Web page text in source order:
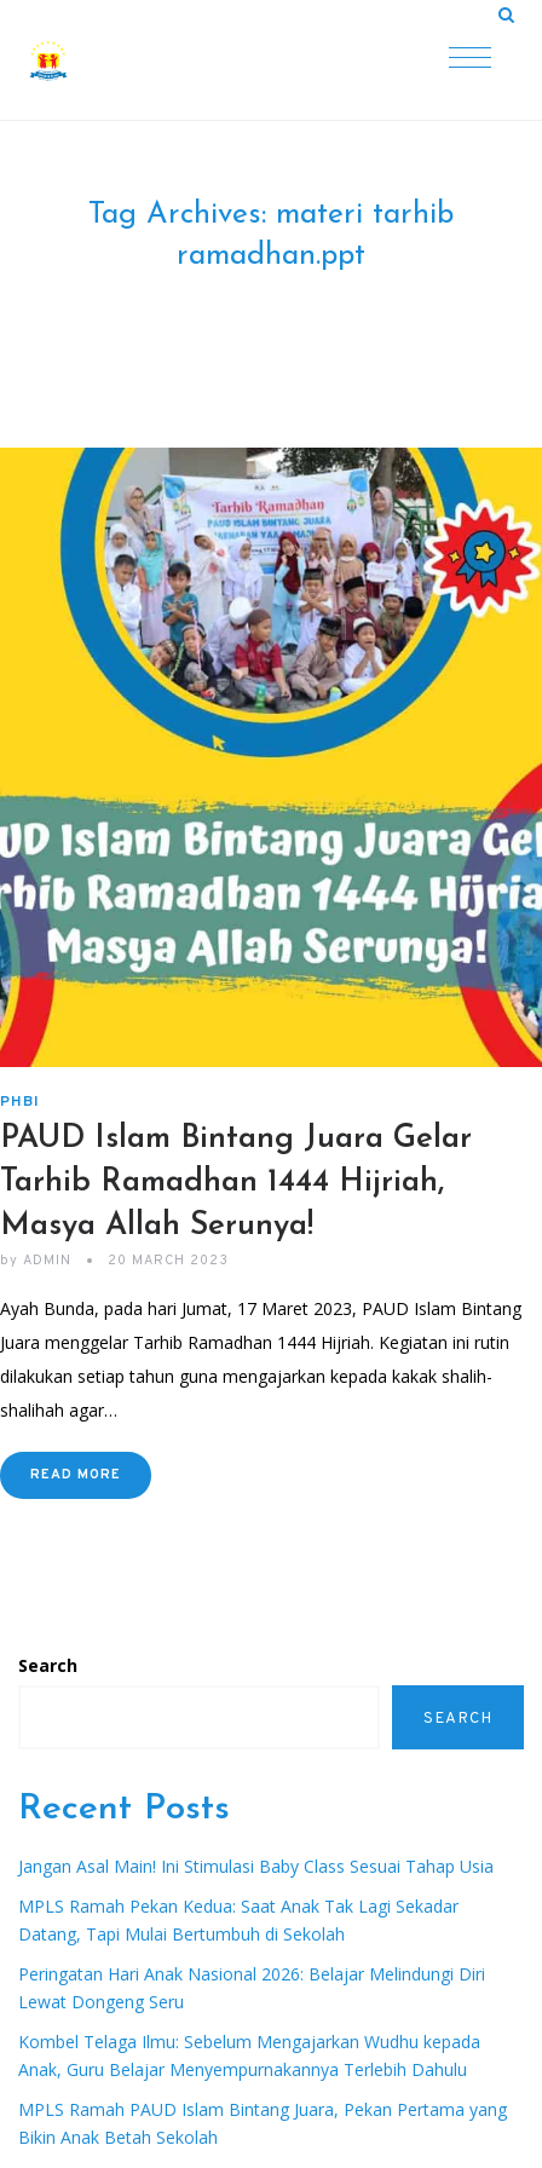
Tag Archives: materi tarhib
ramadhan.ppt
PHBI
PAUD Islam Bintang Juara Gelar
Tarhib Ramadhan 1444 Hijriah,
Masya Allah Serunya!
by ADMIN 20 MARCH 2023
Ayah Bunda, pada hari Jumat, 17 Maret 2023, PAUD Islam Bintang
Juara menggelar Tarhib Ramadhan 1444 Hijriah. Kegiatan ini rutin
dilakukan setiap tahun guna mengajarkan kepada kakak shalih-
shalihah agar…
READ MORE
Search
SEARCH
Recent Posts
Jangan Asal Main! Ini Stimulasi Baby Class Sesuai Tahap Usia
MPLS Ramah Pekan Kedua: Saat Anak Tak Lagi Sekadar
Datang, Tapi Mulai Bertumbuh di Sekolah
Peringatan Hari Anak Nasional 2026: Belajar Melindungi Diri
Lewat Dongeng Seru
Kombel Telaga Ilmu: Sebelum Mengajarkan Wudhu kepada
Anak, Guru Belajar Menyempurnakannya Terlebih Dahulu
MPLS Ramah PAUD Islam Bintang Juara, Pekan Pertama yang
Bikin Anak Betah Sekolah